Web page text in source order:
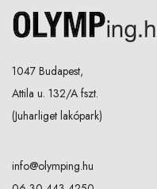
1047 Budapest,
Attila u. 132/A fszt.
(Juharliget lakópark)
info@olymping.hu